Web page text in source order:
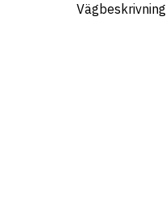
Vägbeskrivning